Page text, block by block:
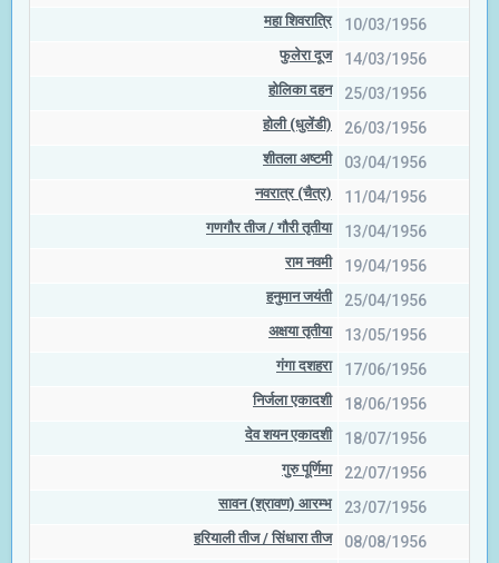
महा शिवरात्रि 10/03/1956
फुलेरा दूज 14/03/1956
होलिका दहन 25/03/1956
होली (धुलेंडी) 26/03/1956
शीतला अष्टमी 03/04/1956
नवरात्र (चैत्र) 11/04/1956
गणगौर तीज / गौरी तृतीया 13/04/1956
राम नवमी 19/04/1956
हनुमान जयंती 25/04/1956
अक्षया तृतीया 13/05/1956
गंगा दशहरा 17/06/1956
निर्जला एकादशी 18/06/1956
देव शयन एकादशी 18/07/1956
गुरु पूर्णिमा 22/07/1956
सावन (श्रावण) आरम्भ 23/07/1956
हरियाली तीज / सिंधारा तीज 08/08/1956